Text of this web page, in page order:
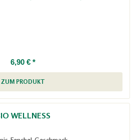
6,90 € *
ZUM PRODUKT
WELLNESS